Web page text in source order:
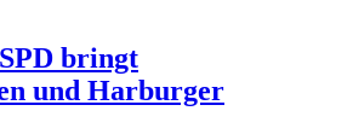
bringt
und Harburger